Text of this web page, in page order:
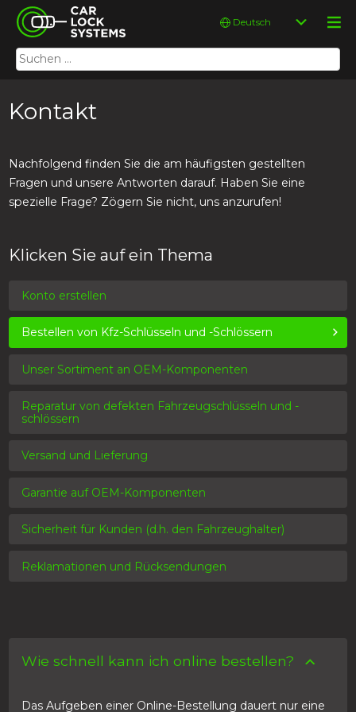
Skip
content
Car Lock Systems
Car Lock Systems
Suchen
nach:
Sprache
Kontakt
Nachfolgend finden Sie die am häufigsten gestellten
Fragen und unsere Antworten darauf. Haben Sie eine
spezielle Frage? Zögern Sie nicht, uns anzurufen!
Klicken Sie auf ein Thema
Konto erstellen
Bestellen von Kfz-Schlüsseln und -Schlössern
Unser Sortiment an OEM-Komponenten
Reparatur von defekten Fahrzeugschlüsseln und -
schlössern
Versand und Lieferung
Garantie auf OEM-Komponenten
Sicherheit für Kunden (d.h. den Fahrzeughalter)
Reklamationen und Rücksendungen
Wie schnell kann ich online bestellen?
Das Aufgeben einer Online-Bestellung dauert nur eine